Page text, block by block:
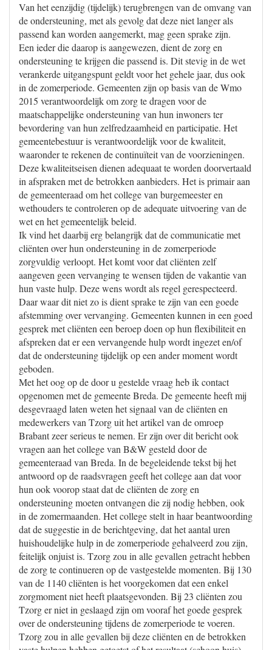
Van het eenzijdig (tijdelijk) terugbrengen van de omvang van
de ondersteuning, met als gevolg dat deze niet langer als
passend kan worden aangemerkt, mag geen sprake zijn.
Een ieder die daarop is aangewezen, dient de zorg en
ondersteuning te krijgen die passend is. Dit stevig in de wet
verankerde uitgangspunt geldt voor het gehele jaar, dus ook
in de zomerperiode. Gemeenten zijn op basis van de Wmo
2015 verantwoordelijk om zorg te dragen voor de
maatschappelijke ondersteuning van hun inwoners ter
bevordering van hun zelfredzaamheid en participatie. Het
gemeentebestuur is verantwoordelijk voor de kwaliteit,
waaronder te rekenen de continuïteit van de voorzieningen.
Deze kwaliteitseisen dienen adequaat te worden doorvertaald
in afspraken met de betrokken aanbieders. Het is primair aan
de gemeenteraad om het college van burgemeester en
wethouders te controleren op de adequate uitvoering van de
wet en het gemeentelijk beleid.
Ik vind het daarbij erg belangrijk dat de communicatie met
cliënten over hun ondersteuning in de zomerperiode
zorgvuldig verloopt. Het komt voor dat cliënten zelf
aangeven geen vervanging te wensen tijden de vakantie van
hun vaste hulp. Deze wens wordt als regel gerespecteerd.
Daar waar dit niet zo is dient sprake te zijn van een goede
afstemming over vervanging. Gemeenten kunnen in een goed
gesprek met cliënten een beroep doen op hun flexibiliteit en
afspreken dat er een vervangende hulp wordt ingezet en/of
dat de ondersteuning tijdelijk op een ander moment wordt
geboden.
Met het oog op de door u gestelde vraag heb ik contact
opgenomen met de gemeente Breda. De gemeente heeft mij
desgevraagd laten weten het signaal van de cliënten en
medewerkers van Tzorg uit het artikel van de omroep
Brabant zeer serieus te nemen. Er zijn over dit bericht ook
vragen aan het college van B&W gesteld door de
gemeenteraad van Breda. In de begeleidende tekst bij het
antwoord op de raadsvragen geeft het college aan dat voor
hun ook voorop staat dat de cliënten de zorg en
ondersteuning moeten ontvangen die zij nodig hebben, ook
in de zomermaanden. Het college stelt in haar beantwoording
dat de suggestie in de berichtgeving, dat het aantal uren
huishoudelijke hulp in de zomerperiode gehalveerd zou zijn,
feitelijk onjuist is. Tzorg zou in alle gevallen getracht hebben
de zorg te continueren op de vastgestelde momenten. Bij 130
van de 1140 cliënten is het voorgekomen dat een enkel
zorgmoment niet heeft plaatsgevonden. Bij 23 cliënten zou
Tzorg er niet in geslaagd zijn om vooraf het goede gesprek
over de ondersteuning tijdens de zomerperiode te voeren.
Tzorg zou in alle gevallen bij deze cliënten en de betrokken